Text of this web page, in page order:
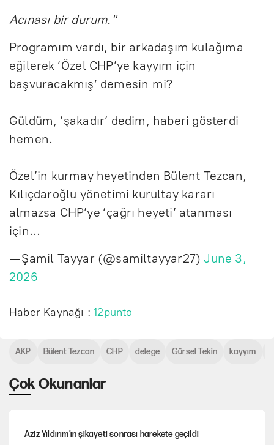
Acınası bir durum."
Programım vardı, bir arkadaşım kulağıma
eğilerek ‘Özel CHP’ye kayyım için
başvuracakmış’ demesin mi?
Güldüm, ‘şakadır’ dedim, haberi gösterdi
hemen.
Özel’in kurmay heyetinden Bülent Tezcan,
Kılıçdaroğlu yönetimi kurultay kararı
almazsa CHP’ye ‘çağrı heyeti’ atanması
için…
— Şamil Tayyar (@samiltayyar27)June 3,
2026
Haber Kaynağı :12punto
Çok Okunanlar
Aziz Yıldırım’ın şikayeti sonrası harekete geçildi
AKP Bülent Tezcan CHP delege Gürsel Tekin kayyım